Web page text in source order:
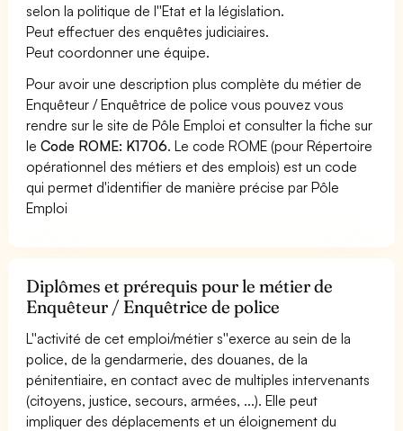
selon la politique de l''Etat et la législation.
Peut effectuer des enquêtes judiciaires.
Peut coordonner une équipe.
Pour avoir une description plus complète du métier de
Enquêteur / Enquêtrice de police vous pouvez vous
rendre sur le site de Pôle Emploi et consulter la fiche sur
leCode ROME: K1706. Le code ROME (pour Répertoire
opérationnel des métiers et des emplois) est un code
qui permet d'identifier de manière précise par Pôle
Emploi
Diplômes et prérequis pour le métier de
Enquêteur / Enquêtrice de police
L''activité de cet emploi/métier s''exerce au sein de la
police, de la gendarmerie, des douanes, de la
pénitentiaire, en contact avec de multiples intervenants
(citoyens, justice, secours, armées, ...). Elle peut
impliquer des déplacements et un éloignement du